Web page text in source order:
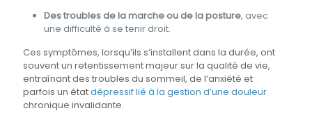
Des troubles de la marche ou de la posture, avec
une difficulté à se tenir droit.
Ces symptômes, lorsqu’ils s’installent dans la durée, ont
souvent un retentissement majeur sur la qualité de vie,
entraînant des troubles du sommeil, de l’anxiété et
parfois un étatdépressif lié à la gestion d’une douleur
chronique invalidante.